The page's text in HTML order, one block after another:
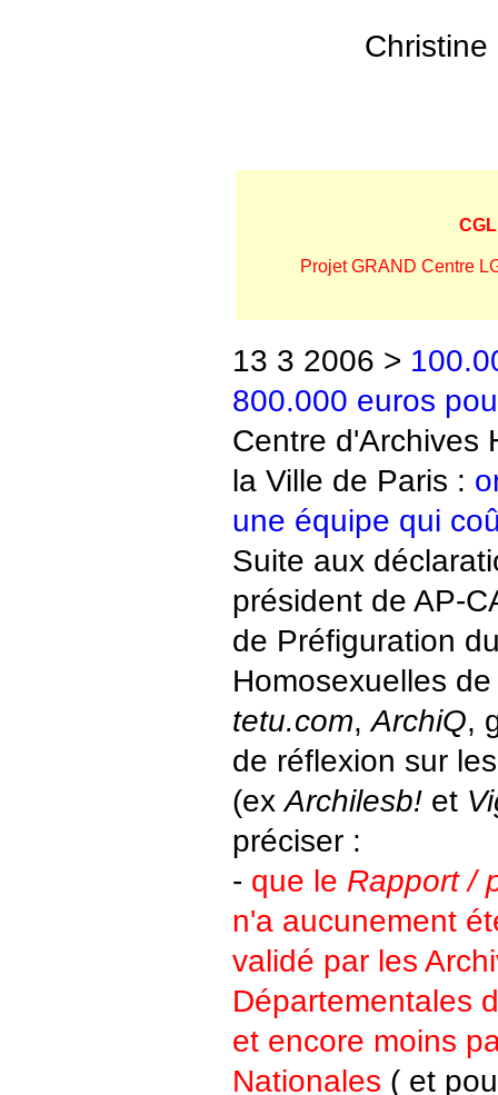
Projet GRAND Centre
13 3 2006 >
800.000 euros
Centre d'Archives
la Ville de Paris :
une équipe qui
Suite aux
président de AP-
de Préfiguration
Homosexuelles
tetu.com,ArchiQ,
de réflexion sur
(exArchilesb!et
préciser :
- que le Rapport /
n'a aucunement
validé par les
Départementales
et encore moins
Nationales ( et